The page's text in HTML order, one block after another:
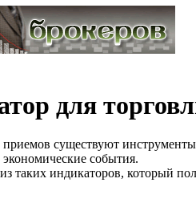
для
существуют
события.
таких индикаторов, который